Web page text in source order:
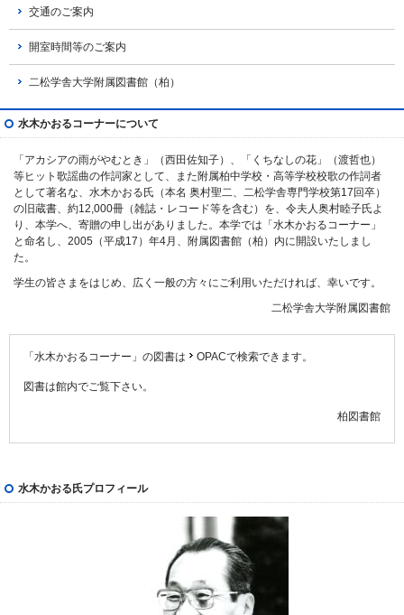
交通のご案内
開室時間等のご案内
二松学舎大学附属図書館（柏）
水木かおるコーナーについて
「アカシアの雨がやむとき」（西田佐知子）、「くちなしの花」（渡哲也）
等ヒット歌謡曲の作詞家として、また附属柏中学校・高等学校校歌の作詞者
として著名な、水木かおる氏（本名 奥村聖二、二松学舎専門学校第17回卒）
の旧蔵書、約12,000冊（雑誌・レコード等を含む）を、令夫人奥村睦子氏よ
り、本学へ、寄贈の申し出がありました。本学では「水木かおるコーナー」
と命名し、2005（平成17）年4月、附属図書館（柏）内に開設いたしまし
た。
学生の皆さまをはじめ、広く一般の方々にご利用いただければ、幸いです。
二松学舎大学附属図書館
「水木かおるコーナー」の図書は OPACで検索できます。
図書は館内でご覧下さい。
柏図書館
水木かおる氏プロフィール